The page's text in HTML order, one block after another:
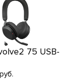
75 USB-
руб.